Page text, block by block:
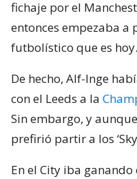
fichaje por el
entonces empezaba a
futbolístico que es hoy.
De hecho, Alf-Inge
con el Leeds a la
Sin embargo, y
prefirió partir a los ‘Sky
En el City iba